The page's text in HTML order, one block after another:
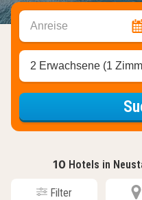
Anreise
2 Erwachsene (1
10 Hotels in
Filter